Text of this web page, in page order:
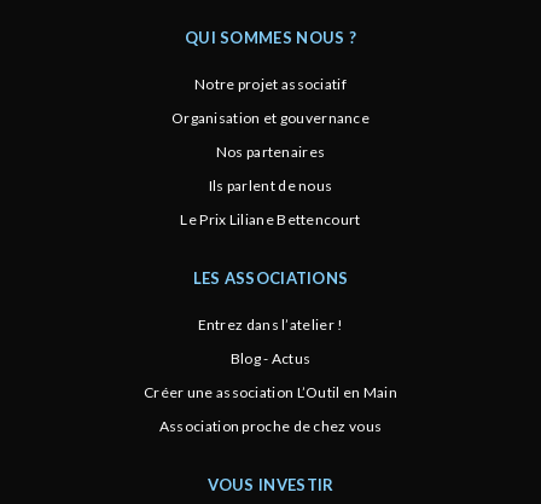
QUI SOMMES NOUS ?
Notre projet associatif
Organisation et gouvernance
Nos partenaires
Ils parlent de nous
Le Prix Liliane Bettencourt
LES ASSOCIATIONS
Entrez dans l’atelier !
Blog - Actus
Créer une association L’Outil en Main
Association proche de chez vous
VOUS INVESTIR